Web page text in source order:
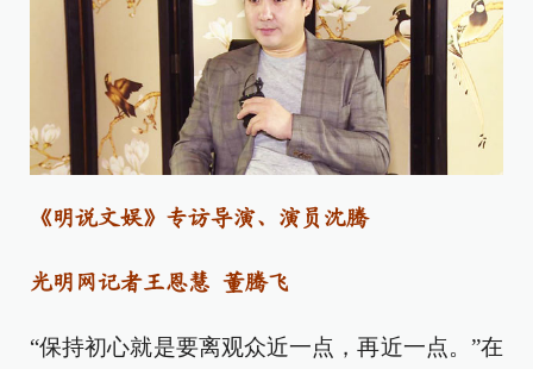
《明说文娱》专访导演、演员沈腾
光明网记者王恩慧 董腾飞
“保持初心就是要离观众近一点，再近一点。”在